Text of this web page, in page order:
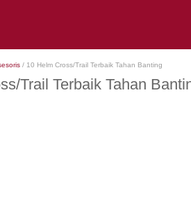
/ 10 Helm Cross/Trail Terbaik Tahan Banting
Trail Terbaik Tahan